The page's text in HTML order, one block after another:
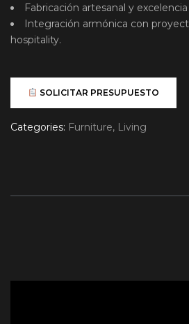
Fabricación artesanal y
Integración armónica con
hospitality.
SOLICITAR PRESUPUESTO
Categories: Furniture, Living